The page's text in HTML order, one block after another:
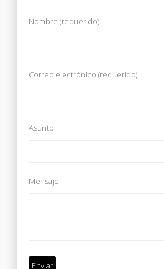
Nombre (requerido)
Correo electrónico (requerido)
Asunto
Mensaje